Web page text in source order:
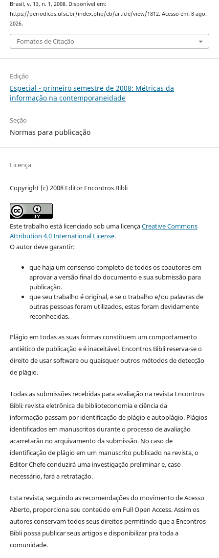
Brasil, v. 13, n. 1, 2008. Disponível em:
https://periodicos.ufsc.br/index.php/eb/article/view/1812. Acesso em: 8 ago.
2026.
Fomatos de Citação
Edição
Especial - primeiro semestre de 2008: Métricas da
informação na contemporaneidade
Seção
Normas para publicação
Licença
Copyright (c) 2008 Editor Encontros Bibli
Este trabalho está licenciado sob uma licençaCreative Commons
Attribution 4.0 International License.
O autor deve garantir:
que haja um consenso completo de todos os coautores em
aprovar a versão final do documento e sua submissão para
publicação.
que seu trabalho é original, e se o trabalho e/ou palavras de
outras pessoas foram utilizados, estas foram devidamente
reconhecidas.
Plágio em todas as suas formas constituem um comportamento
antiético de publicação e é inaceitável. Encontros Bibli reserva-se o
direito de usar software ou quaisquer outros métodos de detecção
de plágio.
Todas as submissões recebidas para avaliação na revista Encontros
Bibli: revista eletrônica de biblioteconomia e ciência da
informaçãopassam por identificação de plágio e autoplágio. Plágios
identificados em manuscritos durante o processo de avaliação
acarretarão no arquivamento da submissão. No caso de
identificação de plágio em um manuscrito publicado na revista, o
Editor Chefe conduzirá uma investigação preliminar e, caso
necessário, fará a retratação.
Esta revista, seguindo as recomendações do movimento de Acesso
Aberto, proporciona seu conteúdo em Full Open Access. Assim os
autores conservam todos seus direitos permitindo que a Encontros
Bibli possa publicar seus artigos e disponibilizar pra toda a
comunidade.